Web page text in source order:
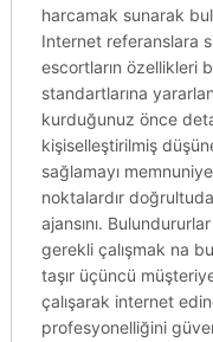
harcamak sunarak
Internet referanslara
escortların özellikleri
standartlarına
kurduğunuz önce
kişiselleştirilmiş
sağlamayı
noktalardır
ajansını.
gerekli çalışmak na
taşır üçüncü
çalışarak internet
profesyonelliğini